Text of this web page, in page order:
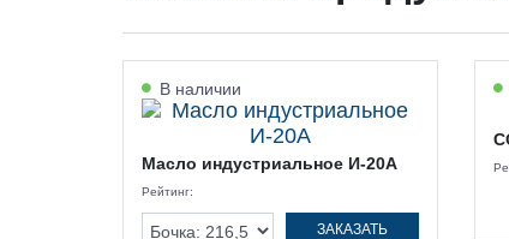
В наличии
Масло индустриальное И-20А
Рейтинг:
ЗАКАЗАТЬ